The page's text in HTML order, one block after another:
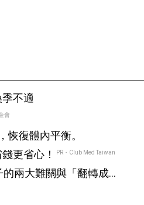
不適
會
復體內平衡。
更省心！
PR・Club Med Taiwan
兩大難關與「翻轉成功